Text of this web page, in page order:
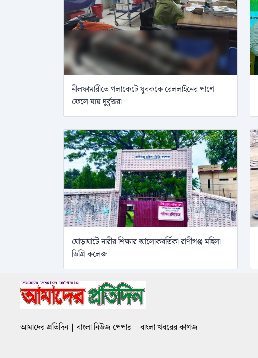
নীলফামারীতে গলাকেটে যুবককে রেললাইনের পাশে
ফেলে যায় দুর্বৃত্তরা
ঘোড়াঘাটে নারীর শিক্ষার আলোকবর্তিকা রাণীগঞ্জ মহিলা
ডিগ্রি কলেজ
আমাদের প্রতিদিন | বাংলা নিউজ পেপার | বাংলা খবরের কাগজ